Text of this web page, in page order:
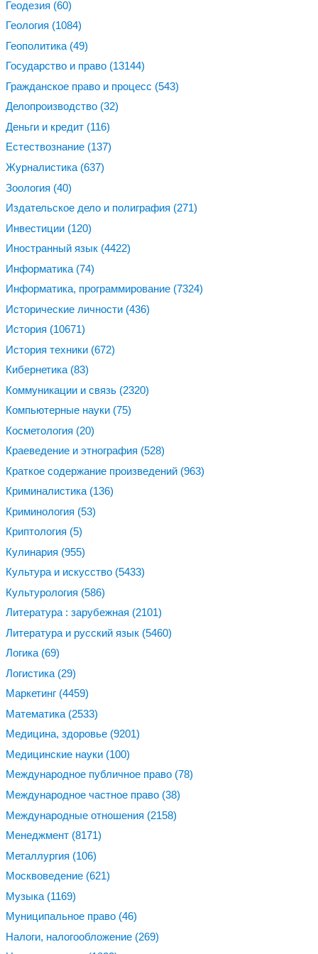
Геодезия (60)
Геология (1084)
Геополитика (49)
Государство и право (13144)
Гражданское право и процесс (543)
Делопроизводство (32)
Деньги и кредит (116)
Естествознание (137)
Журналистика (637)
Зоология (40)
Издательское дело и полиграфия (271)
Инвестиции (120)
Иностранный язык (4422)
Информатика (74)
Информатика, программирование (7324)
Исторические личности (436)
История (10671)
История техники (672)
Кибернетика (83)
Коммуникации и связь (2320)
Компьютерные науки (75)
Косметология (20)
Краеведение и этнография (528)
Краткое содержание произведений (963)
Криминалистика (136)
Криминология (53)
Криптология (5)
Кулинария (955)
Культура и искусство (5433)
Культурология (586)
Литература : зарубежная (2101)
Литература и русский язык (5460)
Логика (69)
Логистика (29)
Маркетинг (4459)
Математика (2533)
Медицина, здоровье (9201)
Медицинские науки (100)
Международное публичное право (78)
Международное частное право (38)
Международные отношения (2158)
Менеджмент (8171)
Металлургия (106)
Москвоведение (621)
Музыка (1169)
Муниципальное право (46)
Налоги, налогообложение (269)